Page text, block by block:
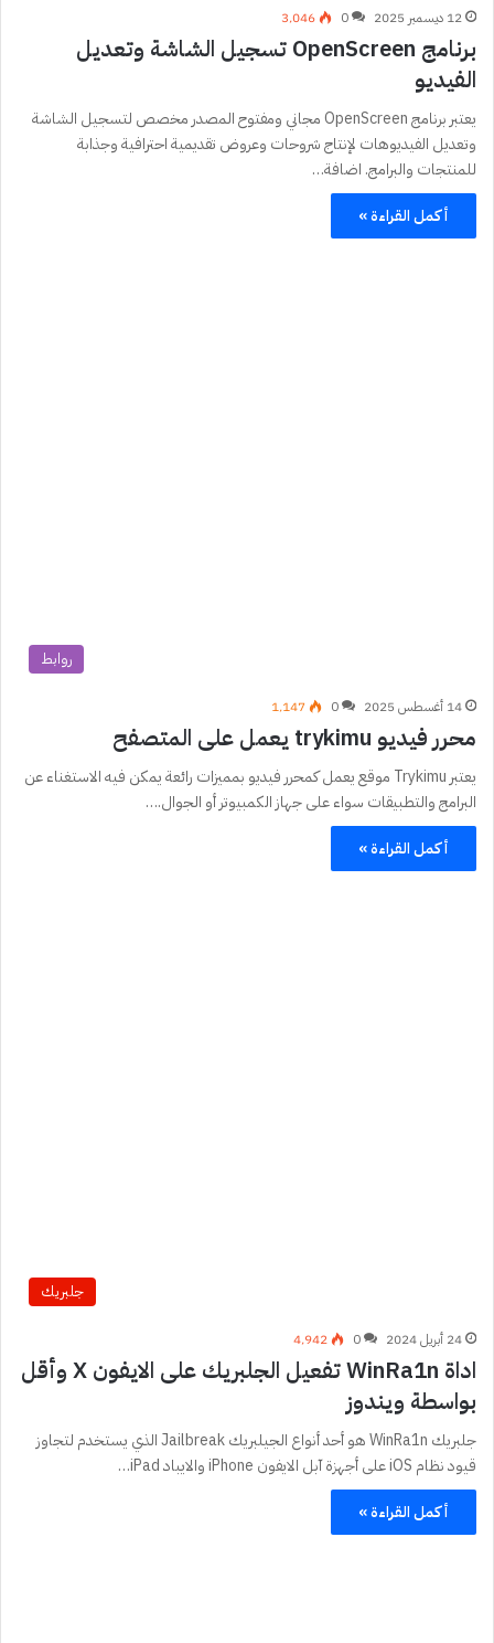
12 ديسمبر 2025 0 3٬046
برنامج OpenScreen تسجيل الشاشة وتعديل
الفيديو
يعتبر برنامج OpenScreen مجاني ومفتوح المصدر مخصص لتسجيل الشاشة
وتعديل الفيديوهات لإنتاج شروحات وعروض تقديمية احترافية وجذابة
للمنتجات والبرامج. اضافة…
أكمل القراءة »
روابط
14 أغسطس 2025 0 1٬147
محرر فيديو trykimu يعمل على المتصفح
يعتبر Trykimu موقع يعمل كمحرر فيديو بمميزات رائعة يمكن فيه الاستغناء عن
البرامج والتطبيقات سواء على جهاز الكمبيوتر أو الجوال.…
أكمل القراءة »
جلبريك
24 أبريل 2024 0 4٬942
اداة WinRa1n تفعيل الجلبريك على الايفون X وأقل
بواسطة ويندوز
جلبريك WinRa1n هو أحد أنواع الجيلبريك Jailbreak الذي يستخدم لتجاوز
قيود نظام iOS على أجهزة آبل الايفون iPhone والايباد iPad…
أكمل القراءة »